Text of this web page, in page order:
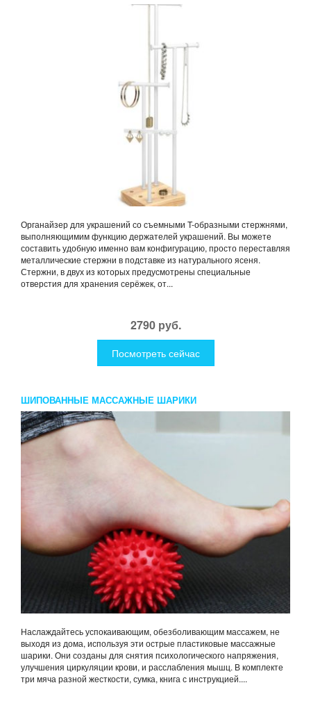
Органайзер для украшений со съемными T-образными стержнями,
выполняющимим функцию держателей украшений. Вы можете
составить удобную именно вам конфигурацию, просто переставляя
металлические стержни в подставке из натурального ясеня.
Стержни, в двух из которых предусмотрены специальные
отверстия для хранения серёжек, от...
2790 руб.
Посмотреть сейчас
ШИПОВАННЫЕ МАССАЖНЫЕ ШАРИКИ
Наслаждайтесь успокаивающим, обезболивающим массажем, не
выходя из дома, используя эти острые пластиковые массажные
шарики. Они созданы для снятия психологического напряжения,
улучшения циркуляции крови, и расслабления мышц. В комплекте
три мяча разной жесткости, сумка, книга с инструкцией....